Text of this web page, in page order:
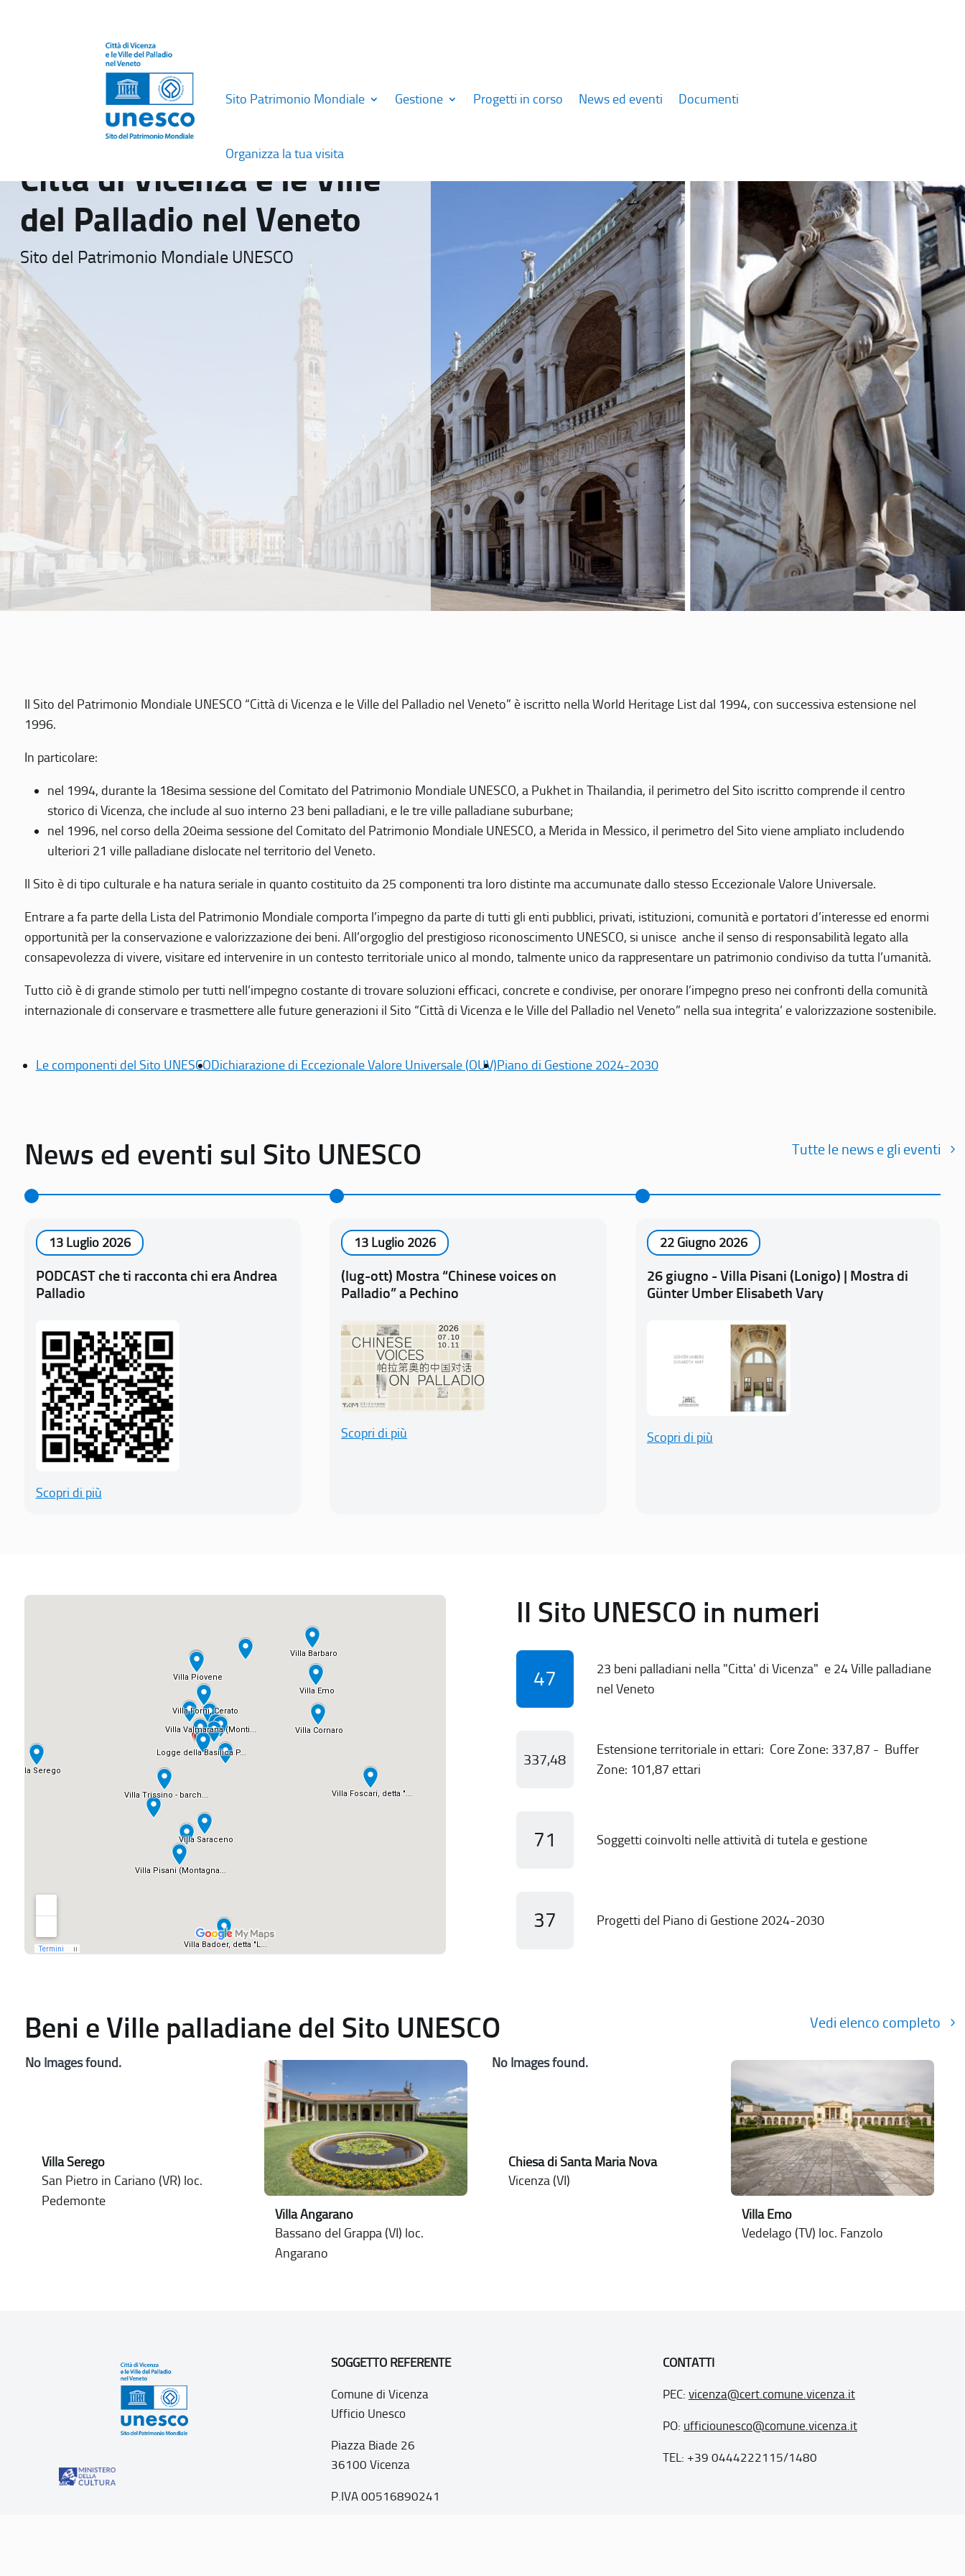
Sito Patrimonio Mondiale Gestione Progetti in corso News ed eventi Documenti
Organizza la tua visita
Città di Vicenza e le Ville
del Palladio nel Veneto
Sito del Patrimonio Mondiale UNESCO
Il Sito del Patrimonio Mondiale UNESCO “Città di Vicenza e le Ville del Palladio nel Veneto” è iscritto nella World Heritage List dal 1994, con successiva estensione nel
1996.
In particolare:
nel 1994, durante la 18esima sessione del Comitato del Patrimonio Mondiale UNESCO, a Pukhet in Thailandia, il perimetro del Sito iscritto comprende il centro
storico di Vicenza, che include al suo interno 23 beni palladiani, e le tre ville palladiane suburbane;
nel 1996, nel corso della 20eima sessione del Comitato del Patrimonio Mondiale UNESCO, a Merida in Messico, il perimetro del Sito viene ampliato includendo
ulteriori 21 ville palladiane dislocate nel territorio del Veneto.
Il Sito è di tipo culturale e ha natura seriale in quanto costituito da 25 componenti tra loro distinte ma accumunate dallo stesso Eccezionale Valore Universale.
Entrare a fa parte della Lista del Patrimonio Mondiale comporta l’impegno da parte di tutti gli enti pubblici, privati, istituzioni, comunità e portatori d’interesse ed enormi
opportunità per la conservazione e valorizzazione dei beni. All’orgoglio del prestigioso riconoscimento UNESCO, si unisce anche il senso di responsabilità legato alla
consapevolezza di vivere, visitare ed intervenire in un contesto territoriale unico al mondo, talmente unico da rappresentare un patrimonio condiviso da tutta l’umanità.
Tutto ciò è di grande stimolo per tutti nell’impegno costante di trovare soluzioni efficaci, concrete e condivise, per onorare l’impegno preso nei confronti della comunità
internazionale di conservare e trasmettere alle future generazioni il Sito “Città di Vicenza e le Ville del Palladio nel Veneto” nella sua integrita’ e valorizzazione sostenibile.
Le componenti del Sito UNESCODichiarazione di Eccezionale Valore Universale (OUV)Piano di Gestione 2024-2030
News ed eventi sul Sito UNESCO Tutte le news e gli eventi
13 Luglio 2026
PODCAST che ti racconta chi era Andrea
Palladio
Scopri di più
13 Luglio 2026
(lug-ott) Mostra “Chinese voices on
Palladio” a Pechino
Scopri di più
22 Giugno 2026
26 giugno - Villa Pisani (Lonigo) | Mostra di
Günter Umber Elisabeth Vary
Scopri di più
Il Sito UNESCO in numeri
47
23 beni palladiani nella "Citta' di Vicenza" e 24 Ville palladiane
nel Veneto
337,48
Estensione territoriale in ettari: Core Zone: 337,87 - Buffer
Zone: 101,87 ettari
71 Soggetti coinvolti nelle attività di tutela e gestione
37 Progetti del Piano di Gestione 2024-2030
Beni e Ville palladiane del Sito UNESCO Vedi elenco completo
No Images found.
Villa Serego
San Pietro in Cariano (VR) loc.
Pedemonte
Villa Angarano
Bassano del Grappa (VI) loc.
Angarano
No Images found.
Chiesa di Santa Maria Nova
Vicenza (VI)
Villa Emo
Vedelago (TV) loc. Fanzolo
SOGGETTO REFERENTE
Comune di Vicenza
Ufficio Unesco
Piazza Biade 26
36100 Vicenza
P.IVA 00516890241
CONTATTI
PEC: vicenza@cert.comune.vicenza.it
PO: ufficiounesco@comune.vicenza.it
TEL: +39 0444222115/1480